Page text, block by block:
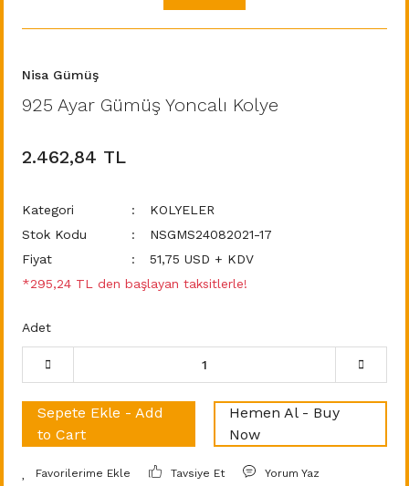
Nisa Gümüş
925 Ayar Gümüş Yoncalı Kolye
2.462,84 TL
Kategori
KOLYELER
Stok Kodu
NSGMS24082021-17
Fiyat
51,75 USD + KDV
*295,24 TL den başlayan taksitlerle!
Adet
Sepete Ekle - Add
to Cart
Hemen Al - Buy
Now
Tavsiye Et Yorum Yaz